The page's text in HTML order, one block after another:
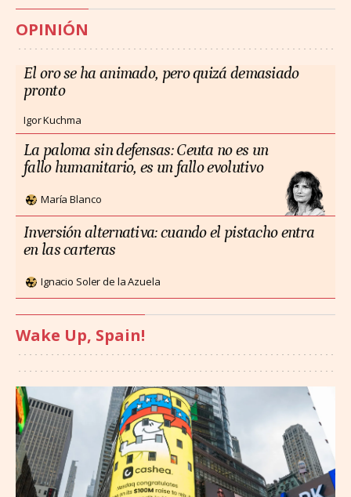
OPINIÓN
El oro se ha animado, pero quizá demasiado
pronto
Igor Kuchma
La paloma sin defensas: Ceuta no es un
fallo humanitario, es un fallo evolutivo
María Blanco
Inversión alternativa: cuando el pistacho entra
en las carteras
Ignacio Soler de la Azuela
Wake Up, Spain!